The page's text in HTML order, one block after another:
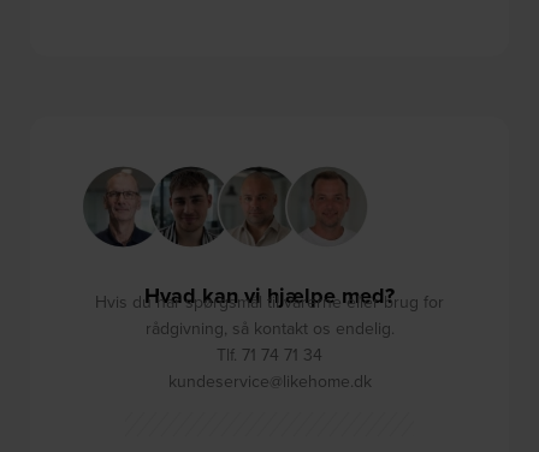
Hvad kan vi hjælpe med?
Hvis du har spørgsmål til varerne eller brug for
rådgivning, så kontakt os endelig.
Tlf. 71 74 71 34
kundeservice@likehome.dk